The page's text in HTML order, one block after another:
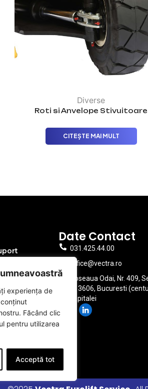
experiența de
Făcând clic
pentru utilizarea
Acceptă tot
Diverse
Roti si Anvelope Stivuitoare
CITEȘTE MAI MULT
Date Contact
031.425.44.00
office@vectra.ro
Soseaua Odai, Nr. 409,
013606, Bucuresti
capitalei